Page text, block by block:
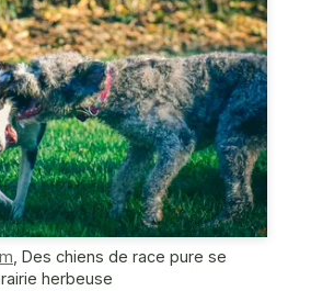
Des chiens de race pure se
herbeuse